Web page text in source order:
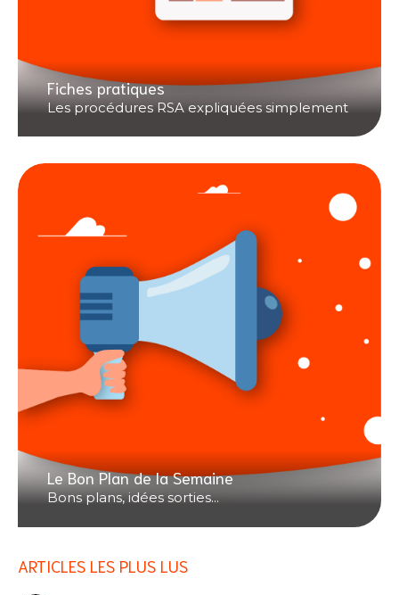
Fiches pratiques
Les procédures RSA expliquées simplement
Le Bon Plan de la Semaine
Bons plans, idées sorties...
ARTICLES LES PLUS LUS